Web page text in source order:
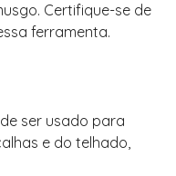
Certifique-se de
ferramenta.
ser usado para
e do telhado,